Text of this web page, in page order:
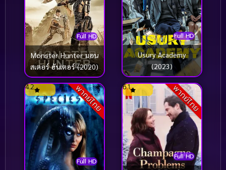
Full HD
Monster Hunter มอน
สเตอร์ ฮันเตอร์ (2020)
Full HD
Usury Academy
(2023)
พากย์ไทย
Full HD
4.2 พากย์ไทย
Full HD
6.1